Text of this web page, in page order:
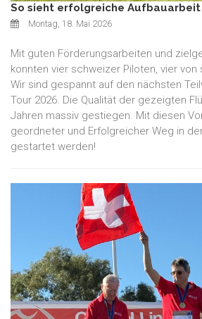
So sieht erfolgreiche Aufbauarbeit
Montag, 18. Mai 2026
Mit guten Förderungsarbeiten und
konnten vier schweizer Piloten, vier
Wir sind gespannt auf den nächsten
Tour 2026. Die Qualität der gezeigten
Jahren massiv gestiegen. Mit diesen
geordneter und Erfolgreicher Weg in
gestartet werden!